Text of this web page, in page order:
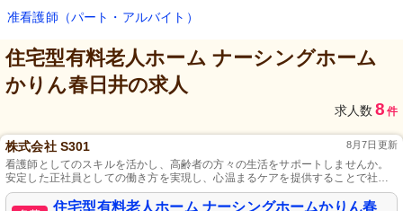
准看護師（パート・アルバイト）
住宅型有料老人ホーム ナーシングホーム
かりん春日井の求人
求人数 8 件
株式会社 S301 8月7日更新
看護師としてのスキルを活かし、高齢者の方々の生活をサポートしませんか。
安定した正社員としての働き方を実現し、心温まるケアを提供することで社会
に貢献できる仕事です。コミュニケーションを重視し、チームワークを大切に
する職場で、ご利用者様に寄り添う看護サービスを行っています。
住宅型有料老人ホーム ナーシングホームかりん春